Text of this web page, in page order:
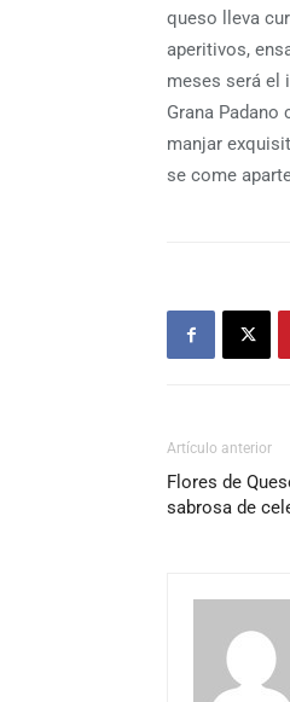
queso lleva
aperitivos,
meses será el
Grana
manjar
se come
Artículo anterior
Flores de
sabrosa de